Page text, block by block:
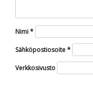
Nimi*
Sähköpostiosoite*
Verkkosivusto